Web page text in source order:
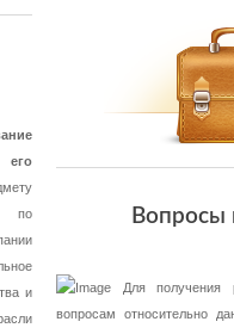
его
по
и
Вопросы
Для получения
вопросам относительно